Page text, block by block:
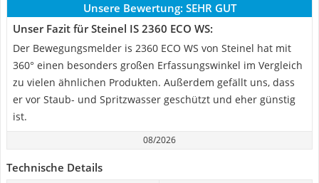
Unsere Bewertung: SEHR GUT
Unser Fazit für Steinel IS 2360 ECO WS:
Der Bewegungsmelder is 2360 ECO WS von Steinel hat mit
360° einen besonders großen Erfassungswinkel im Vergleich
zu vielen ähnlichen Produkten. Außerdem gefällt uns, dass
er vor Staub- und Spritzwasser geschützt und eher günstig
ist.
08/2026
Technische Details